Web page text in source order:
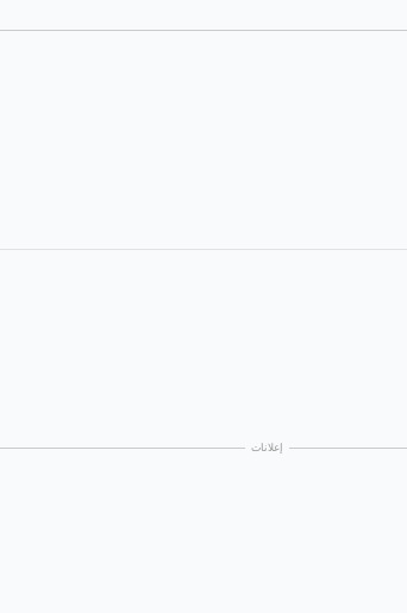
إعلانات